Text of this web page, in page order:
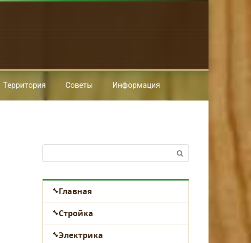
Территория Советы Информация
Главная
Стройка
Электрика